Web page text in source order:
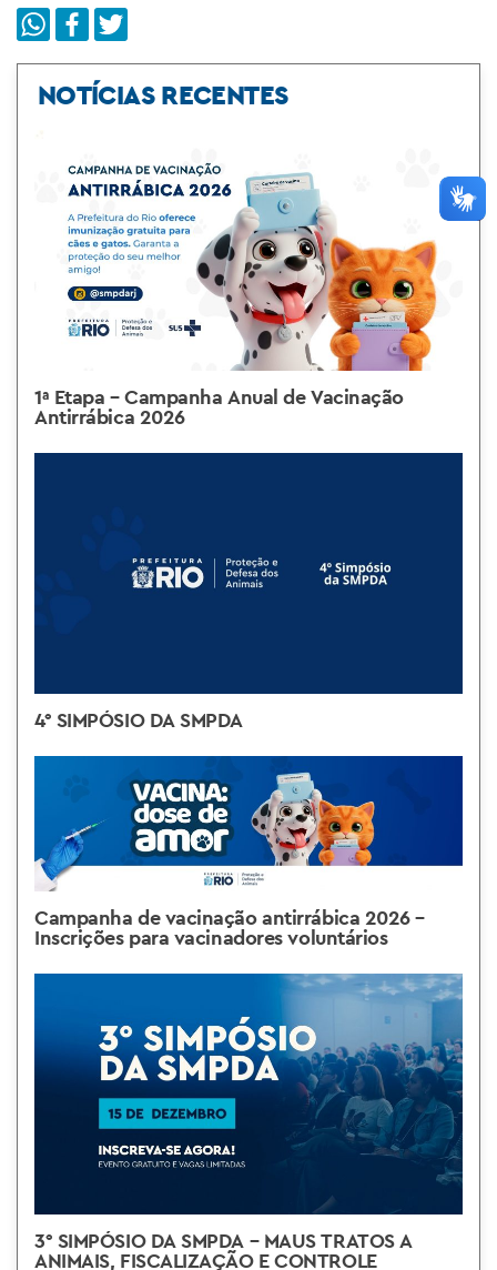
NOTÍCIAS RECENTES
1ª Etapa – Campanha Anual de Vacinação
Antirrábica 2026
4° SIMPÓSIO DA SMPDA
Campanha de vacinação antirrábica 2026 –
Inscrições para vacinadores voluntários
3° SIMPÓSIO DA SMPDA – MAUS TRATOS A
ANIMAIS, FISCALIZAÇÃO E CONTROLE